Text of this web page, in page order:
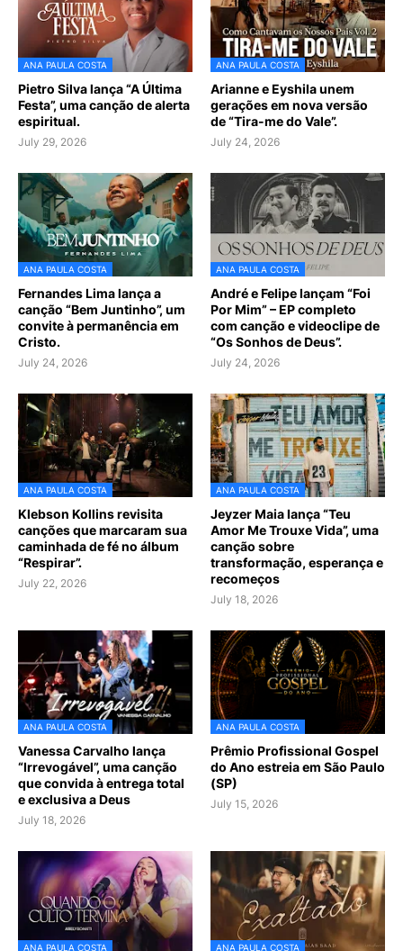
ANA PAULA COSTA
Pietro Silva lança “A Última
Festa”, uma canção de alerta
espiritual.
July 29, 2026
ANA PAULA COSTA
Arianne e Eyshila unem
gerações em nova versão
de “Tira-me do Vale”.
July 24, 2026
ANA PAULA COSTA
Fernandes Lima lança a
canção “Bem Juntinho”, um
convite à permanência em
Cristo.
July 24, 2026
ANA PAULA COSTA
André e Felipe lançam “Foi
Por Mim” – EP completo
com canção e videoclipe de
“Os Sonhos de Deus”.
July 24, 2026
ANA PAULA COSTA
Klebson Kollins revisita
canções que marcaram sua
caminhada de fé no álbum
“Respirar”.
July 22, 2026
ANA PAULA COSTA
Jeyzer Maia lança “Teu
Amor Me Trouxe Vida”, uma
canção sobre
transformação, esperança e
recomeços
July 18, 2026
ANA PAULA COSTA
Vanessa Carvalho lança
“Irrevogável”, uma canção
que convida à entrega total
e exclusiva a Deus
July 18, 2026
ANA PAULA COSTA
Prêmio Profissional Gospel
do Ano estreia em São Paulo
(SP)
July 15, 2026
ANA PAULA COSTA ANA PAULA COSTA